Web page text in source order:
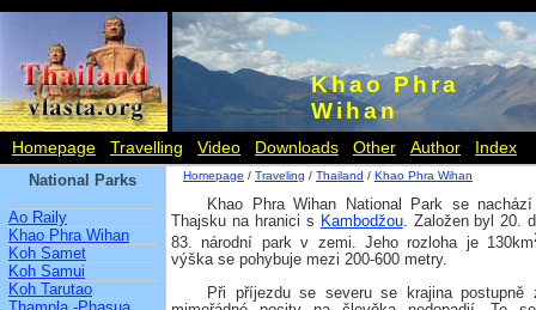
Khao Phra
Wihan
Homepage Travelling Video Downloads Other Author Index
National Parks
Ao Raily
Khao Phra Wihan
Koh Samet
Koh Samui
Koh Tarutao
Homepage / Traveling / Thailand / Khao Phra Wihan
Khao Phra Wihan National Park se
Thajsku na hranici s Kambodžou. Založen byl 20.
83. národní park v zemi. Jeho rozloha je 130km
výška se pohybuje mezi 200-600 metry.
Při příjezdu se severu se krajina postupně